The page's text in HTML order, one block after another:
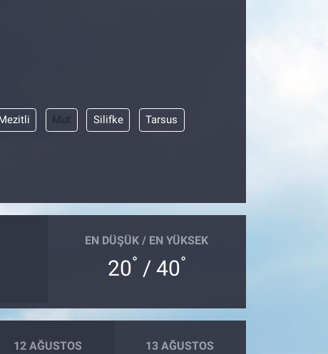
Mut Silifke Tarsus
EN DÜŞÜK / EN YÜKSEK
20° / 40°
12 AĞUSTOS 13 AĞUSTOS